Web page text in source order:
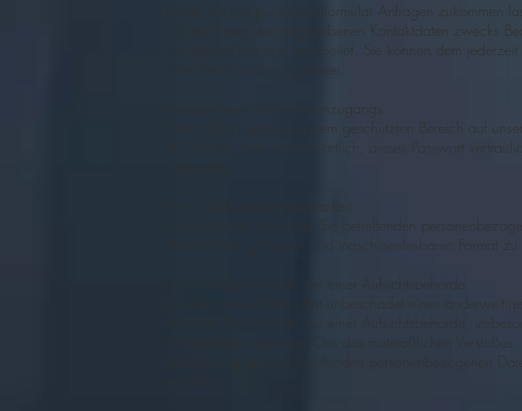
Wenn Sie uns per Kontaktformular Anfragen zukommen
der von Ihnen dort angegebenen Kontaktdaten zwecks
uns gespeichert und verarbeitet. Sie können dem
ohne Ihre Einwilligung weiter.
Vertraulichkeit Ihres Kundenzugangs
Wenn Sie Zugang zu einem geschützten Bereich auf
ist, sind Sie dafür verantwortlich, dieses Passwort
Recht auf Datenübertragbarkeit
Sie haben das Recht die Sie betreffenden
strukturierten, gängigen und maschinenlesbaren Format zu
Recht auf Beschwerde bei einer Aufsichtsbehörde
Jede betroffene Person hat unbeschadet eines
Recht auf Beschwerde bei einer Aufsichtsbehörde,
Arbeitsplatzes oder des Orts des mutmaßlichen
Verarbeitung der sie betreffenden personenbezogenen